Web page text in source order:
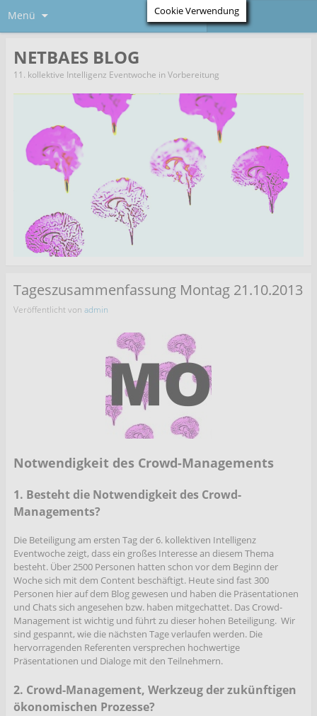
Menü
NETBAES BLOG
11. kollektive Intelligenz Eventwoche in Vorbereitung
Tageszusammenfassung Montag 21.10.2013
Veröffentlicht von admin
Notwendigkeit des Crowd-Managements
1. Besteht die Notwendigkeit des Crowd-
Managements?
Die Beteiligung am ersten Tag der 6. kollektiven Intelligenz
Eventwoche zeigt, dass ein großes Interesse an diesem Thema
besteht. Über 2500 Personen hatten schon vor dem Beginn der
Woche sich mit dem Content beschäftigt. Heute sind fast 300
Personen hier auf dem Blog gewesen und haben die Präsentationen
und Chats sich angesehen bzw. haben mitgechattet. Das Crowd-
Management ist wichtig und führt zu dieser hohen Beteiligung. Wir
sind gespannt, wie die nächsten Tage verlaufen werden. Die
hervorragenden Referenten versprechen hochwertige
Präsentationen und Dialoge mit den Teilnehmern.
2. Crowd-Management, Werkzeug der zukünftigen
ökonomischen Prozesse?
Cookie Verwendung